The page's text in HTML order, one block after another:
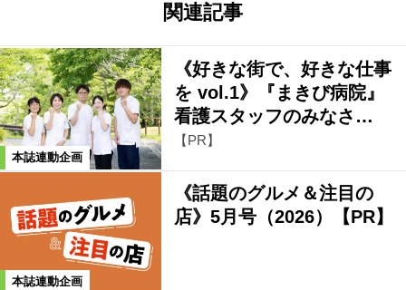
関連記事
本誌連動企画
《好きな街で、好きな仕事
を vol.1》『まきび病院』
看護スタッフのみなさ…
【PR】
本誌連動企画
《話題のグルメ＆注目の
店》5月号（2026）【PR】